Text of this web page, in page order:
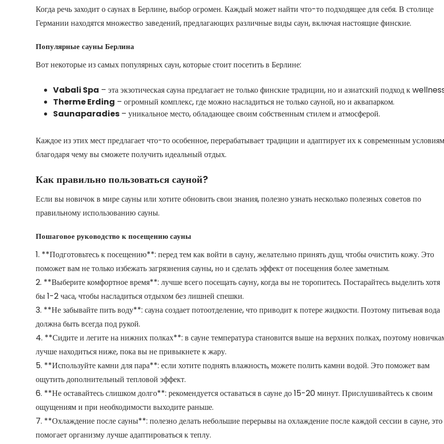
Когда речь заходит о саунах в Берлине, выбор огромен. Каждый может найти что-то подходящее для себя. В столице
Германии находятся множество заведений, предлагающих различные виды саун, включая настоящие финские.
Популярные сауны Берлина
Вот некоторые из самых популярных саун, которые стоит посетить в Берлине:
Vabali Spa – эта экзотическая сауна предлагает не только финские традиции, но и азиатский подход к
Therme Erding – огромный комплекс, где можно насладиться не только сауной, но и аквапарком.
Saunaparadies – уникальное место, обладающее своим собственным стилем и атмосферой.
Каждое из этих мест предлагает что-то особенное, перерабатывает традиции и адаптирует их к современным
благодаря чему вы сможете получить идеальный отдых.
Как правильно пользоваться сауной?
Если вы новичок в мире сауны или хотите обновить свои знания, полезно узнать несколько полезных советов по
правильному использованию сауны.
Пошаговое руководство к посещению сауны
1. **Подготовьтесь к посещению**: перед тем как войти в сауну, желательно принять душ, чтобы очистить кожу. Это
поможет вам не только избежать загрязнения сауны, но и сделать эффект от посещения более заметным.
2. **Выберите комфортное время**: лучше всего посещать сауну, когда вы не торопитесь. Постарайтесь выделить хотя
бы 1-2 часа, чтобы насладиться отдыхом без лишней спешки.
3. **Не забывайте пить воду**: сауна создает потоотделение, что приводит к потере жидкости. Поэтому питьевая вода
должна быть всегда под рукой.
4. **Сидите и легите на нижних полках**: в сауне температура становится выше на верхних полках, поэтому
лучше находиться ниже, пока вы не привыкнете к жару.
5. **Используйте камни для пара**: если хотите поднять влажность, можете полить камни водой. Это поможет вам
ощутить дополнительный тепловой эффект.
6. **Не оставайтесь слишком долго**: рекомендуется оставаться в сауне до 15-20 минут. Прислушивайтесь к своим
ощущениям и при необходимости выходите раньше.
7. **Охлаждение после сауны**: полезно делать небольшие перерывы на охлаждение после каждой сессии в сауне, это
помогает организму лучше адаптироваться к теплу.